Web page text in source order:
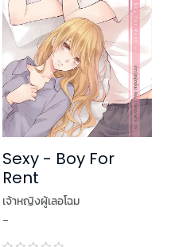
Sexy - Boy For
Rent
เจ้าหญิงผู้เลอโฉม
-